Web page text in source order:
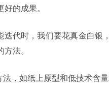
的成果。
迭代时，我们要花真金白银
法。
，如纸上原型和低技术含量